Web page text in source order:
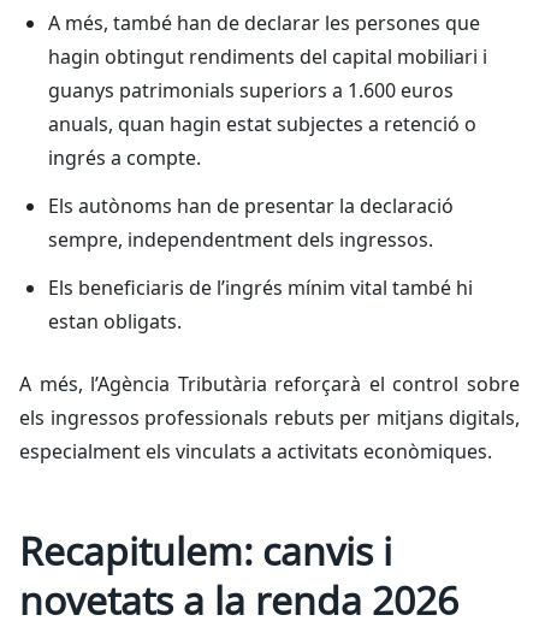
A més, també han de declarar les persones que
hagin obtingut rendiments del capital mobiliari i
guanys patrimonials superiors a 1.600 euros
anuals, quan hagin estat subjectes a retenció o
ingrés a compte.
Els autònoms han de presentar la declaració
sempre, independentment dels ingressos.
Els beneficiaris de l’ingrés mínim vital també hi
estan obligats.
A més, l’Agència Tributària reforçarà el control sobre
els ingressos professionals rebuts per mitjans digitals,
especialment els vinculats a activitats econòmiques.
Recapitulem: canvis i
novetats a la renda 2026